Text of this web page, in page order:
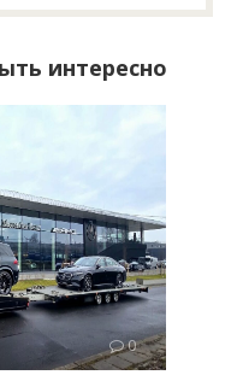
интересно
0